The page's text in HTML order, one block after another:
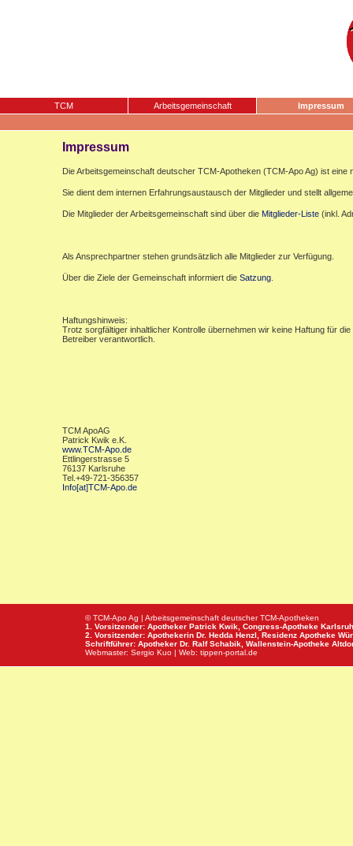
TCM Arbeitsgemeinschaft Impressum
Impressum
Die Arbeitsgemeinschaft deutscher TCM-Apotheken (TCM-Apo Ag) ist eine
Sie dient dem internen Erfahrungsaustausch der Mitglieder und stellt
Die Mitglieder der Arbeitsgemeinschaft sind über die Mitglieder-Liste (inkl.
Als Ansprechpartner stehen grundsätzlich alle Mitglieder zur Verfügung.
Über die Ziele der Gemeinschaft informiert die Satzung
Haftungshinweis:
Trotz sorgfältiger inhaltlicher Kontrolle übernehmen wir keine Haftung für
Betreiber verantwortlich.
TCM ApoAG
Patrick Kwik e.K.
www.TCM-Apo.de
Ettlingerstrasse 5
76137 Karlsruhe
Tel.+49-721-356357
Info[at]TCM-Apo.de
© TCM-Apo Ag | Arbeitsgemeinschaft deutscher TCM-Apotheken
1. Vorsitzender: Apotheker Patrick Kwik, Congress-Apotheke
2. Vorsitzender: Apothekerin Dr. Hedda Henzl, Residenz Apotheke
Schriftführer: Apotheker Dr. Ralf Schabik, Wallenstein-Apotheke
Webmaster: Sergio Kuo | Web: tippen-portal.de